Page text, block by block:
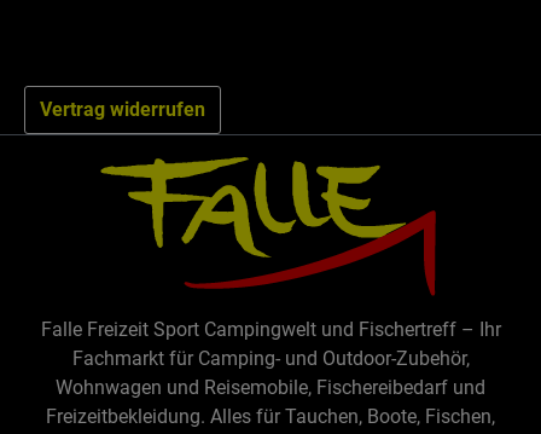
Vertrag widerrufen
Falle Freizeit Sport Campingwelt und Fischertreff – Ihr
Fachmarkt für Camping- und Outdoor-Zubehör,
Wohnwagen und Reisemobile, Fischereibedarf und
Freizeitbekleidung. Alles für Tauchen, Boote, Fischen,